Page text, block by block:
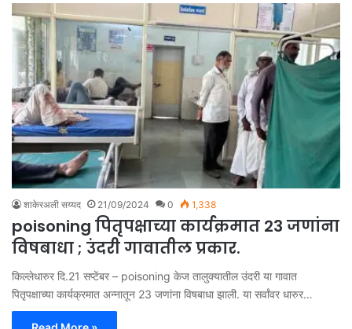
शाकेरअली सय्यद 21/09/2024 0 1,338
poisoning पितृपक्षाच्या कार्यक्रमात 23 जणांना
विषबाधा ; उंदरी गावातील प्रकार.
किल्लेधारुर दि.21 सप्टेंबर – poisoning केज तालुक्यातील उंदरी या गावात
पितृपक्षाच्या कार्यक्रमात अन्नातून 23 जणांना विषबाधा झाली. या सर्वांवर धारुर…